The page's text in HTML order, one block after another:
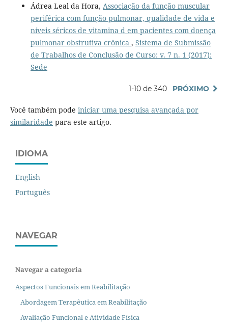
Ádrea Leal da Hora, Associação da função muscular
periférica com função pulmonar, qualidade de vida e
níveis séricos de vitamina d em pacientes com doença
pulmonar obstrutiva crônica , Sistema de Submissão
de Trabalhos de Conclusão de Curso: v. 7 n. 1 (2017):
Sede
1-10 de 340 PRÓXIMO
Você também pode iniciar uma pesquisa avançada por
similaridade para este artigo.
IDIOMA
English
Português
NAVEGAR
Navegar a categoria
Aspectos Funcionais em Reabilitação
Abordagem Terapêutica em Reabilitação
Avaliação Funcional e Atividade Física